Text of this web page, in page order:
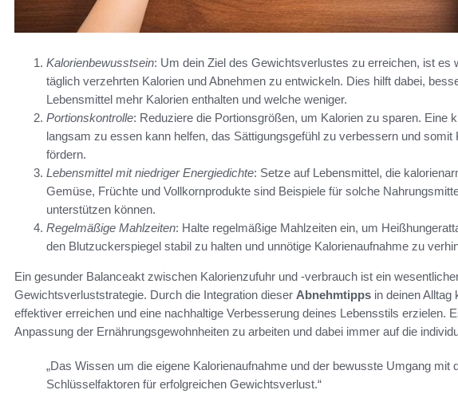
Kalorienbewusstsein: Um dein Ziel des Gewichtsverlustes zu erreichen, ist es
täglich verzehrten Kalorien und Abnehmen zu entwickeln. Dies hilft dabei,
Lebensmittel mehr Kalorien enthalten und welche weniger.
Portionskontrolle: Reduziere die Portionsgrößen, um Kalorien zu sparen. Eine
langsam zu essen kann helfen, das Sättigungsgefühl zu verbessern und somit
fördern.
Lebensmittel mit niedriger Energiedichte: Setze auf Lebensmittel, die
Gemüse, Früchte und Vollkornprodukte sind Beispiele für solche
unterstützen können.
Regelmäßige Mahlzeiten: Halte regelmäßige Mahlzeiten ein, um
den Blutzuckerspiegel stabil zu halten und unnötige Kalorienaufnahme zu
Ein gesunder Balanceakt zwischen Kalorienzufuhr und -verbrauch ist ein
Gewichtsverluststrategie. Durch die Integration dieser Abnehmtipps in deinen Alltag
effektiver erreichen und eine nachhaltige Verbesserung deines Lebensstils erzielen.
Anpassung der Ernährungsgewohnheiten zu arbeiten und dabei immer auf die
„Das Wissen um die eigene Kalorienaufnahme und der bewusste Umgang mit
Schlüsselfaktoren für erfolgreichen Gewichtsverlust.“